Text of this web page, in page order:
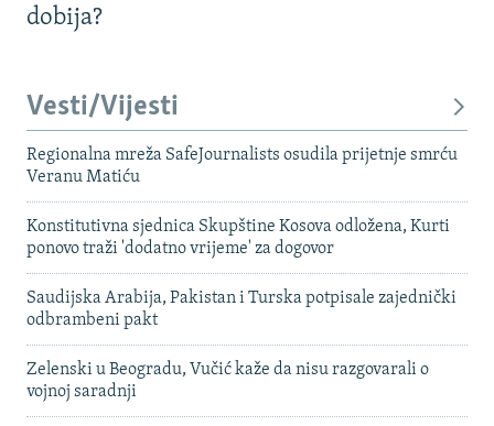
dobija?
Vesti/Vijesti
Regionalna mreža SafeJournalists osudila prijetnje smrću
Veranu Matiću
Konstitutivna sjednica Skupštine Kosova odložena, Kurti
ponovo traži 'dodatno vrijeme' za dogovor
Saudijska Arabija, Pakistan i Turska potpisale zajednički
odbrambeni pakt
Zelenski u Beogradu, Vučić kaže da nisu razgovarali o
vojnoj saradnji